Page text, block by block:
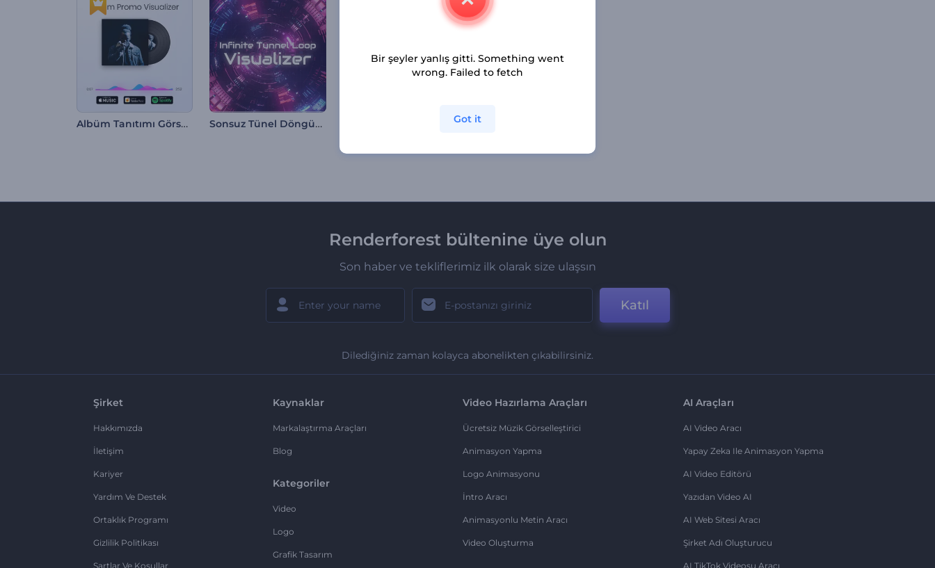
Albüm Tanıtımı Görselleştirici Sonsuz Tünel Döngüsü Görselleştirici Karanlığı Delen Şimşek Müzik Görselleştirici
Renderforest bültenine üye olun
Son haber ve tekliflerimiz ilk olarak size ulaşsın
Katıl
Dilediğiniz zaman kolayca abonelikten çıkabilirsiniz.
Şirket
Hakkımızda
İletişim
Kariyer
Yardım Ve Destek
Ortaklık Programı
Gizlilik Politikası
Şartlar Ve Koşullar
Kaynaklar
Markalaştırma Araçları
Blog
Kategoriler
Video
Logo
Grafik Tasarım
Video Hazırlama Araçları
Ücretsiz Müzik Görselleştirici
Animasyon Yapma
Logo Animasyonu
İntro Aracı
Animasyonlu Metin Aracı
Video Oluşturma
AI Araçları
AI Video Aracı
Yapay Zeka Ile Animasyon Yapma
AI Video Editörü
Yazıdan Video AI
AI Web Sitesi Aracı
Şirket Adı Oluşturucu
AI TikTok Videosu Aracı
Bir şeyler yanlış gitti. Something went
wrong. Failed to fetch
Got it